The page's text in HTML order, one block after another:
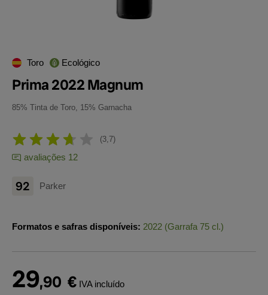
Toro Ecológico
Prima 2022 Magnum
85% Tinta de Toro, 15% Garnacha
3,7
avaliações 12
92 Parker
Formatos e safras disponíveis: 2022 (Garrafa 75 cl.)
29,90 € IVA incluído